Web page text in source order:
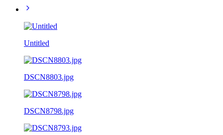
Untitled
DSCN8803.jpg
DSCN8798.jpg